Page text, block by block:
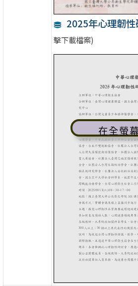
2025年心理韌
擊下載檔案)
在全螢